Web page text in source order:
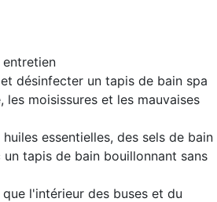
entretien
désinfecter un tapis de bain spa
les moisissures et les mauvaises
essentielles, des sels de bain
tapis de bain bouillonnant sans
l'intérieur des buses et du